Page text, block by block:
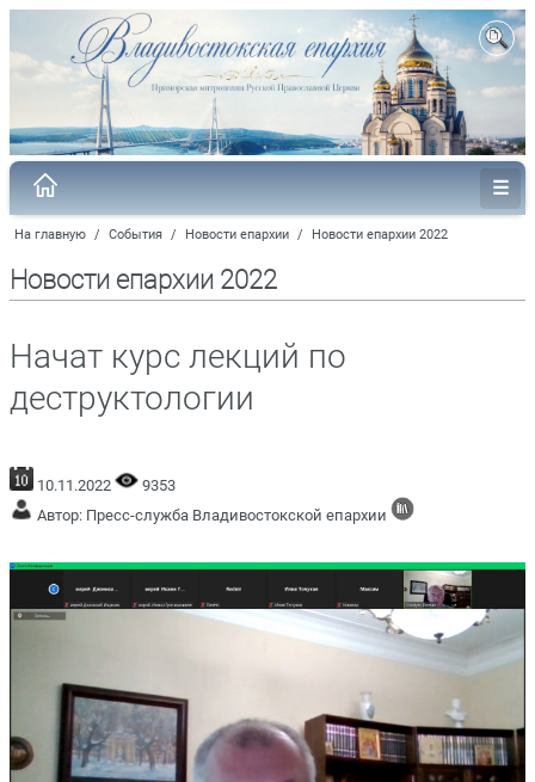
На главную / События / Новости епархии / Новости епархии 2022
Новости епархии 2022
Начат курс лекций по
деструктологии
10.11.2022
9353
Автор: Пресс-служба Владивостокской епархии